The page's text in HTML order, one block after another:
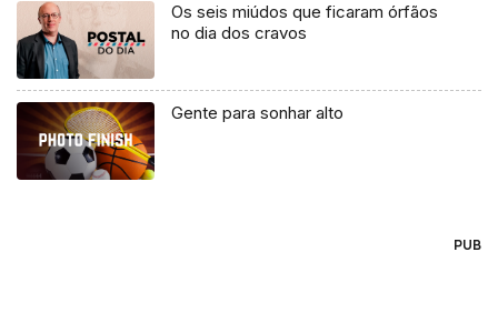
Os seis miúdos que ficaram órfãos
no dia dos cravos
Gente para sonhar alto
PUB